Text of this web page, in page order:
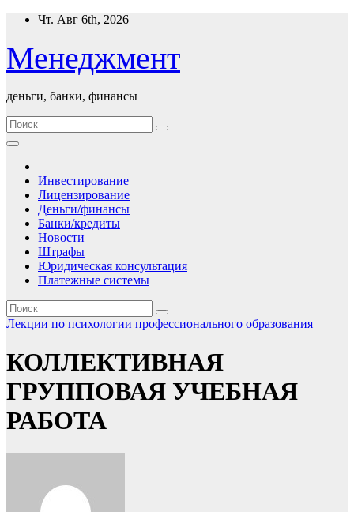
Перейти
содержимому
Чт. Авг 6th, 2026
Менеджмент
деньги, банки, финансы
Инвестирование
Лицензирование
Деньги/финансы
Банки/кредиты
Новости
Штрафы
Юридическая консультация
Платежные системы
Лекции по психологии профессионального образования
КОЛЛЕКТИВНАЯ
ГРУППОВАЯ УЧЕБНАЯ
РАБОТА